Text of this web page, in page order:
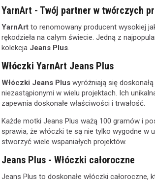
YarnArt - Twój partner w twórczych
YarnArtto renomowany producent wysokiej
rękodzieła na całym świecie. Jedną z
kolekcja Jeans Plus.
Włóczki YarnArt Jeans Plus
Włóczki Jeans Pluswyróżniają się
niezastąpionymi w wielu projektach. Ich
zapewnia doskonałe właściwości i trwałość.
Każde motki Jeans Plus ważą 100 gramów i
sprawia, że włóczki te są nie tylko wygodne
stworzyć wiele wspaniałych projektów.
Jeans Plus - Włóczki całoroczne
Jeans Plus to doskonałe włóczki